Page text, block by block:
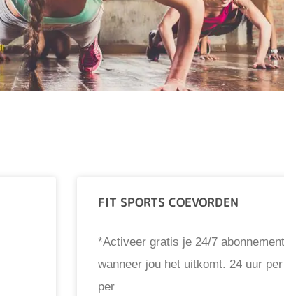
FIT SPORTS COEVORDEN
*Activeer gratis je 24/7
wanneer jou het uitkomt. 24 uur
per